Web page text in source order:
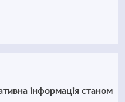
інформація станом